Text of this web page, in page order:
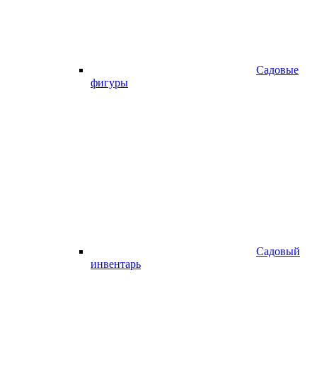
Садовые
фигуры
Садовый
инвентарь